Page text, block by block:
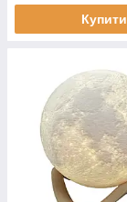
Купити